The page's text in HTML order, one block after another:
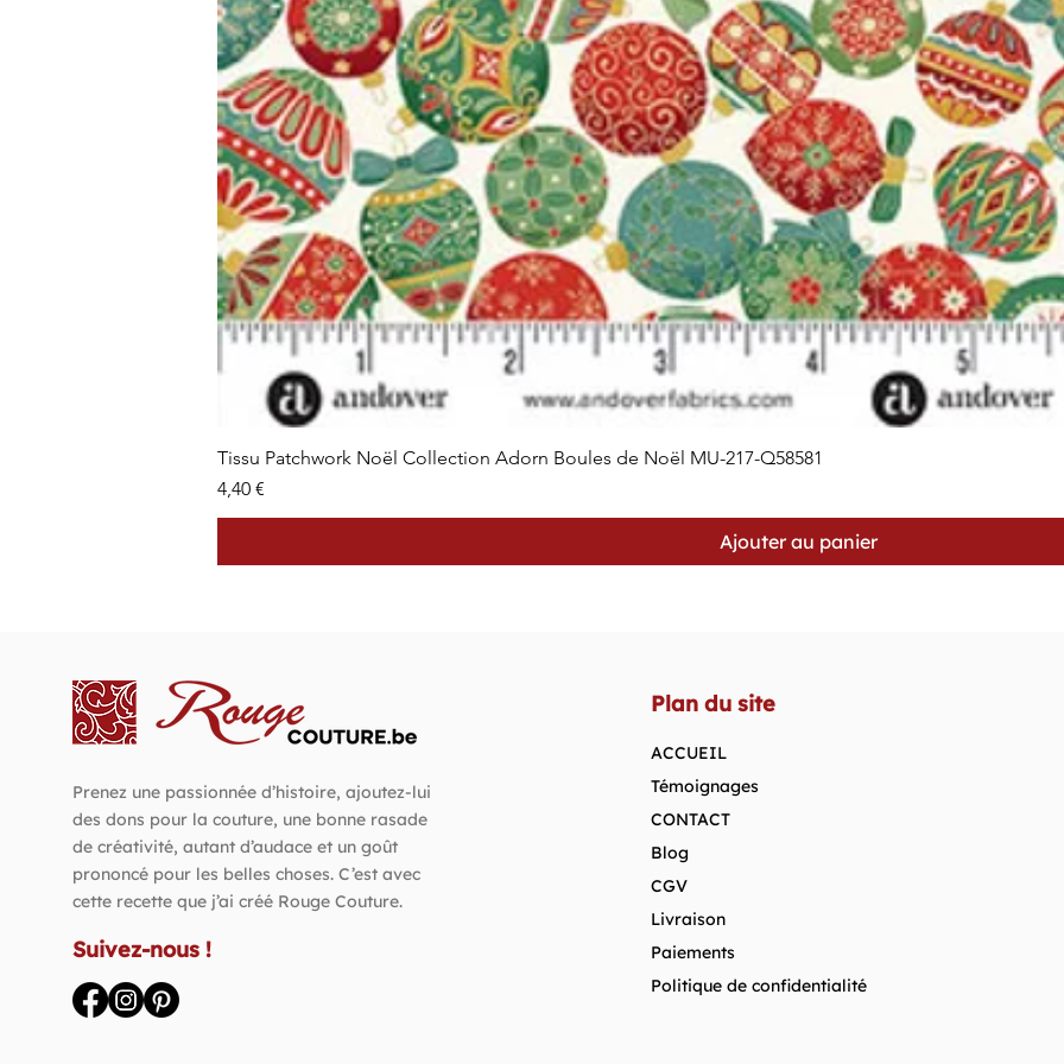
Aperçu rapide
Tissu Patchwork Noël Collection Adorn Boules de Noël MU-217-Q58581
Prix
4,40 €
Ajouter au panier
Prenez une passionnée d’histoire, ajoutez-lui
des dons pour la couture, une bonne rasade
de créativité, autant d’audace et un goût
prononcé pour les belles choses. C’est avec
cette recette que j’ai créé Rouge Couture.
Suivez-nous !
Plan du site
ACCUEIL
Témoignages
CONTACT
Blog
CGV
Livraison
Paiements
Politique de confidentialité